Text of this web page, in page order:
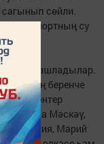
сөйли.
Спортның су
да
укыта башладылар.
аеның беренче
волонтер
кала Мәскәү,
Чувашия, Марий